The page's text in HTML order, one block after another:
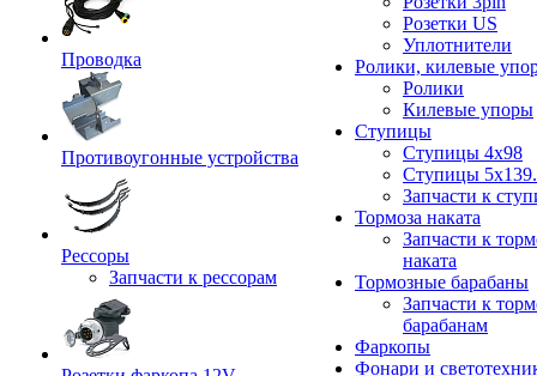
Проводка
Противоугонные устройства
Рессоры
Запчасти к рессорам
Розетки US
Уплотнители
Ролики, килевые
Ролики
Килевые упоры
Ступицы
Ступицы 4x98
Ступицы
Запчасти к
Тормоза наката
Запчасти к
наката
Тормозные барабаны
Запчасти к
барабанам
Фаркопы
Фонари и